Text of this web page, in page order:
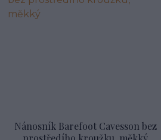
Nánosník Barefoot Cavesson bez